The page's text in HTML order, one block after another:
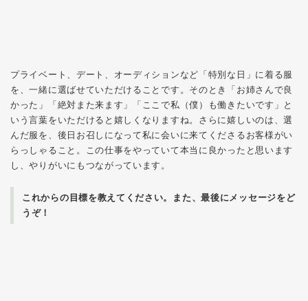
プライベート、デート、オーディションなど「特別な日」に着る服
を、一緒に選ばせていただけることです。そのとき「お姉さんで良
かった」「絶対また来ます」「ここで私（僕）も働きたいです」と
いう言葉をいただけると嬉しくなりますね。さらに嬉しいのは、選
んだ服を、後日お召しになって私に会いに来てくださるお客様がい
らっしゃること。この仕事をやっていて本当に良かったと思います
し、やりがいにもつながっています。
これからの目標を教えてください。また、最後にメッセージをど
うぞ！